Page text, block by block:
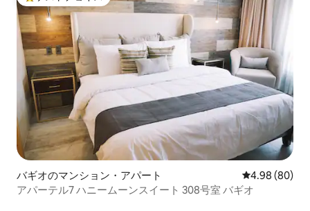
バギオのマンション・アパート レビュー80件
4.98 (80)
アパーテル7 ハニームーンスイート 308号室 バギオ